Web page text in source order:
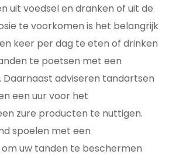
uit voedsel en dranken of uit de
te voorkomen is het belangrijk
keer per dag te eten of drinken
te poetsen met een
adviseren tandartsen
een uur voor het
zure producten te nuttigen.
spoelen met een
uw tanden te beschermen